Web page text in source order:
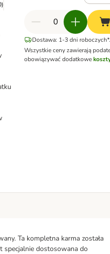
)
Dostawa: 1-3 dni roboczych*.
Wszystkie ceny zawierają
obowiązywać dodatkowe
Ta kompletna karma została
specjalnie dostosowana do